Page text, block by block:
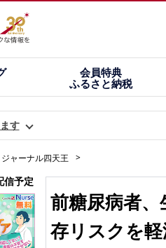
会員特典
ふるさと納税
す
ジャーナル四天王
信予定
前糖尿病者
存リスクを